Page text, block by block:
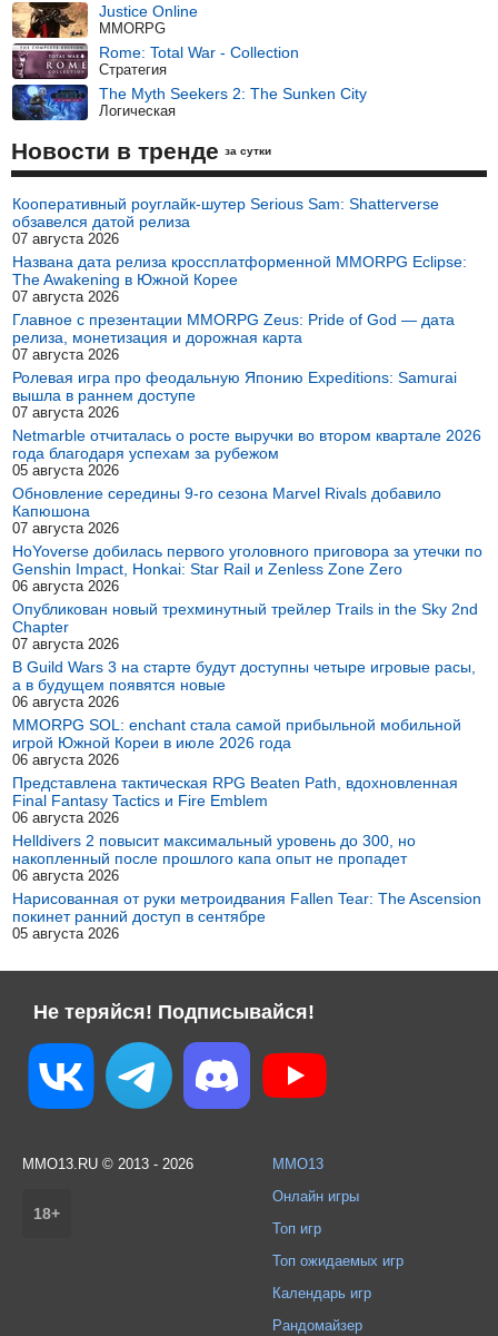
Justice Online
MMORPG
Rome: Total War - Collection
Стратегия
The Myth Seekers 2: The Sunken City
Логическая
Новости в тренде за сутки
Кооперативный роуглайк-шутер Serious Sam: Shatterverse
обзавелся датой релиза
07 августа 2026
Названа дата релиза кроссплатформенной MMORPG Eclipse:
The Awakening в Южной Корее
07 августа 2026
Главное с презентации MMORPG Zeus: Pride of God — дата
релиза, монетизация и дорожная карта
07 августа 2026
Ролевая игра про феодальную Японию Expeditions: Samurai
вышла в раннем доступе
07 августа 2026
Netmarble отчиталась о росте выручки во втором квартале 2026
года благодаря успехам за рубежом
05 августа 2026
Обновление середины 9-го сезона Marvel Rivals добавило
Капюшона
07 августа 2026
HoYoverse добилась первого уголовного приговора за утечки по
Genshin Impact, Honkai: Star Rail и Zenless Zone Zero
06 августа 2026
Опубликован новый трехминутный трейлер Trails in the Sky 2nd
Chapter
07 августа 2026
В Guild Wars 3 на старте будут доступны четыре игровые расы,
а в будущем появятся новые
06 августа 2026
MMORPG SOL: enchant стала самой прибыльной мобильной
игрой Южной Кореи в июле 2026 года
06 августа 2026
Представлена тактическая RPG Beaten Path, вдохновленная
Final Fantasy Tactics и Fire Emblem
06 августа 2026
Helldivers 2 повысит максимальный уровень до 300, но
накопленный после прошлого капа опыт не пропадет
06 августа 2026
Нарисованная от руки метроидвания Fallen Tear: The Ascension
покинет ранний доступ в сентябре
05 августа 2026
Не теряйся! Подписывайся!
MMO13.RU © 2013 - 2026
18+
MMO13
Онлайн игры
Топ игр
Топ ожидаемых игр
Календарь игр
Рандомайзер